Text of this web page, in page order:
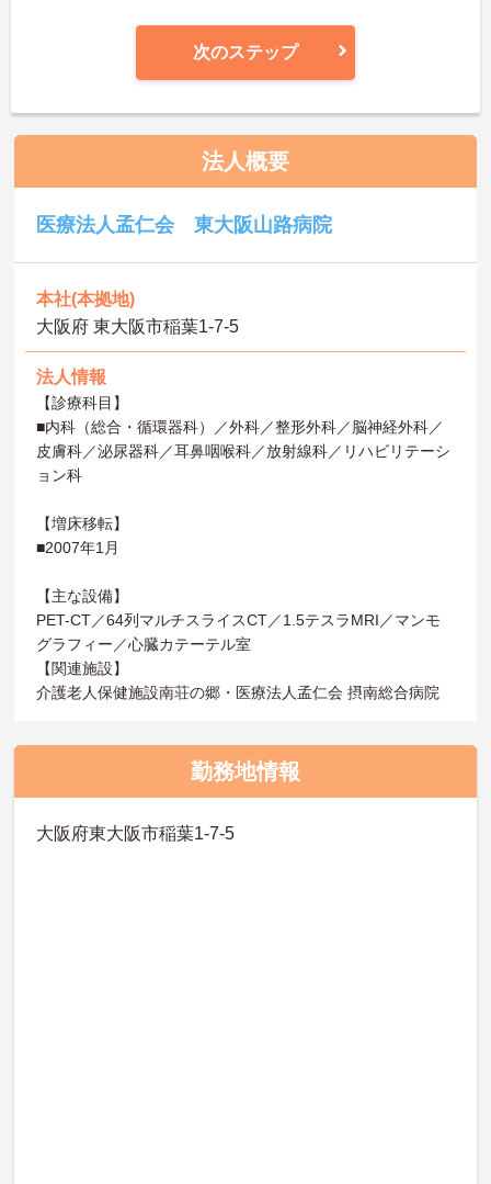
次のステップ
法人概要
医療法人孟仁会 東大阪山路病院
本社(本拠地)
大阪府 東大阪市稲葉1-7-5
法人情報
【診療科目】
■内科（総合・循環器科）／外科／整形外科／脳神経外科／
皮膚科／泌尿器科／耳鼻咽喉科／放射線科／リハビリテーシ
ョン科
【増床移転】
■2007年1月
【主な設備】
PET-CT／64列マルチスライスCT／1.5テスラMRI／マンモ
グラフィー／心臓カテーテル室
【関連施設】
介護老人保健施設南荘の郷・医療法人孟仁会 摂南総合病院
勤務地情報
大阪府東大阪市稲葉1-7-5